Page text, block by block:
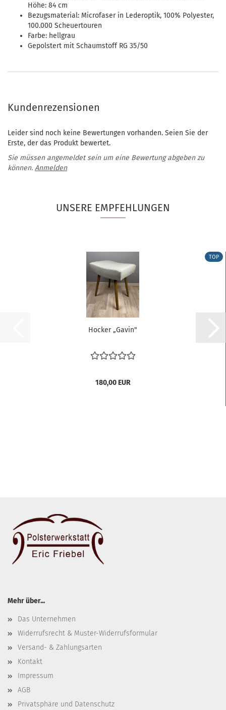
Höhe: 84 cm
Bezugsmaterial: Microfaser in Lederoptik, 100% Polyester,
100.000 Scheuertouren
Farbe: hellgrau
Gepolstert mit Schaumstoff RG 35/50
Kundenrezensionen
Leider sind noch keine Bewertungen vorhanden. Seien Sie der
Erste, der das Produkt bewertet.
Sie müssen angemeldet sein um eine Bewertung abgeben zu
können. Anmelden
UNSERE EMPFEHLUNGEN
TOP
Hocker „Gavin"
180,00 EUR
Mehr über...
Das Unternehmen
Widerrufsrecht & Muster-Widerrufsformular
Versand- & Zahlungsarten
Kontakt
Impressum
AGB
Privatsphäre und Datenschutz